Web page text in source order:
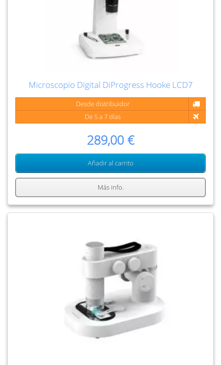
Microscopio Digital DiProgress Hooke LCD7
Desde distribuidor
De 5 a 7 días
289,00 €
Añadir al carrito
Más info.